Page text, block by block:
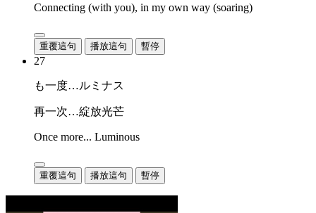
Connecting (with you), in my own way (soaring)
重覆這句 播放這句 暫停
27
も一度…ルミナス
再一次…綻放光芒
Once more... Luminous
重覆這句 播放這句 暫停